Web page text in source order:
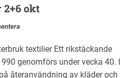
okt
textilier Ett rikstäckande
genomförs under vecka 40. I
återanvändning av kläder och